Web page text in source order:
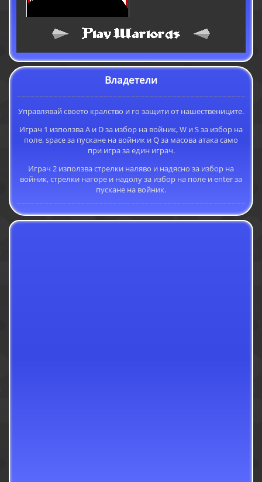
Владетели
Управлявай своето кралство и го защити от нашествениците.
Играч 1 използва A и D за избор на войник, W и S за избор на
поле, space за пускане на войник и Q за масова атака само
при игра за един играч.
Играч 2 използва стрелки наляво и надясно за избор на
войник, стрелки нагоре и надолу за избор на поле и enter за
пускане на войник.